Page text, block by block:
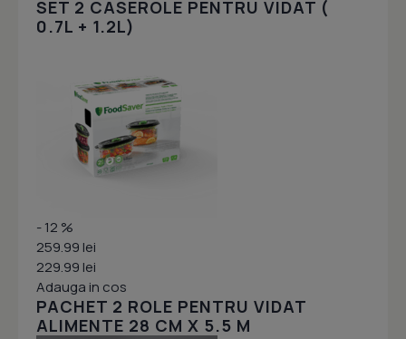
SET 2 CASEROLE PENTRU VIDAT (
0.7L + 1.2L)
- 12 %
259.99 lei
229.99 lei
Adauga in cos
PACHET 2 ROLE PENTRU VIDAT
ALIMENTE 28 CM X 5.5 M